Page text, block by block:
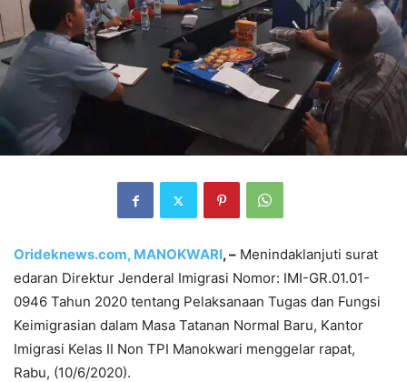
Orideknews.com, MANOKWARI, – Menindaklanjuti surat
edaran Direktur Jenderal Imigrasi Nomor: IMI-GR.01.01-
0946 Tahun 2020 tentang Pelaksanaan Tugas dan Fungsi
Keimigrasian dalam Masa Tatanan Normal Baru, Kantor
Imigrasi Kelas II Non TPI Manokwari menggelar rapat,
Rabu, (10/6/2020).